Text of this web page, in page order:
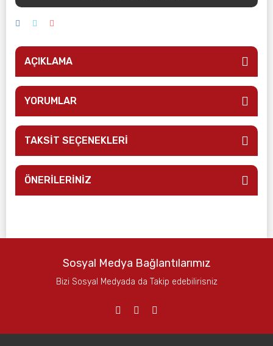
AÇIKLAMA
YORUMLAR
TAKSİT SEÇENEKLERİ
ÖNERİLERİNİZ
Sosyal Medya Bağlantılarımız
Bizi Sosyal Medyada da Takip edebilirisniz